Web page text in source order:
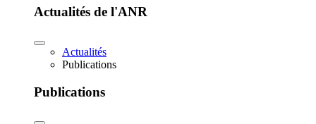
Actualités de l'ANR
Actualités
Publications
Publications